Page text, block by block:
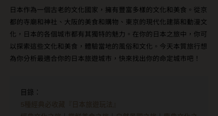
日本作為一個古老的文化國家，擁有豐富多樣的文化和美食。從京
都的寺廟和神社、大阪的美食和購物、東京的現代化建築和動漫文
化，日本的各個城市都有其獨特的魅力。在你的日本之旅中，你可
以探索這些文化和美食，體驗當地的風俗和文化。今天本質旅行想
為你分析最適合你的日本旅遊城市，快來找出你的命定城市吧！